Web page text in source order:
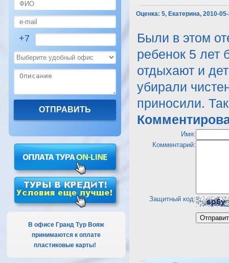
+7
В офисе Гранд Тур Вояж
принимаются к оплате
пластиковые карты!
Оценка: 5, Екатерина, 2010-
Были в этом
ребенок 5 лет
отдыхают и
убирали
приносили.
Имя:
Комментарий:
Защитный код: